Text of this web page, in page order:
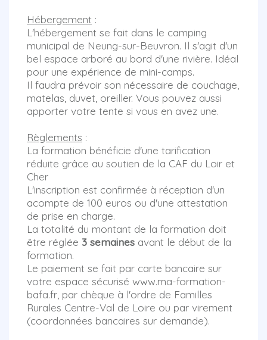
Hébergement :
L'hébergement se fait dans le camping
municipal de Neung-sur-Beuvron. Il s'agit d'un
bel espace arboré au bord d'une rivière. Idéal
pour une expérience de mini-camps.
Il faudra prévoir son nécessaire de couchage,
matelas, duvet, oreiller. Vous pouvez aussi
apporter votre tente si vous en avez une.
Règlements :
La formation bénéficie d'une tarification
réduite grâce au soutien de la CAF du Loir et
Cher
L'inscription est confirmée à réception d'un
acompte de 100 euros ou d'une attestation
de prise en charge.
La totalité du montant de la formation doit
être réglée 3 semaines avant le début de la
formation.
Le paiement se fait par carte bancaire sur
votre espace sécurisé www.ma-formation-
bafa.fr, par chèque à l'ordre de Familles
Rurales Centre-Val de Loire ou par virement
(coordonnées bancaires sur demande).